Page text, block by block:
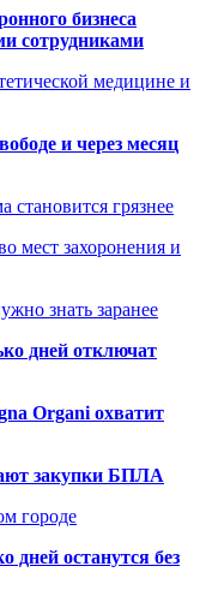
бизнеса
сотрудниками
медицине и
и через месяц
грязнее
мест захоронения и
знать заранее
дней отключат
Organi охватит
закупки БПЛА
городе
дней останутся без